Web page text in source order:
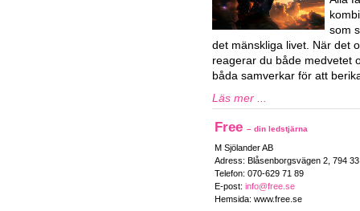
som
det mänskliga livet. När det
reagerar du både medvetet
båda samverkar för att
Läs mer ...
Free – din ledstjärna
M Sjölander AB
Adress: Blåsenborgsvägen 2, 794
Telefon: 070-629 71 89
E-post: info@free.se
Hemsida: www.free.se